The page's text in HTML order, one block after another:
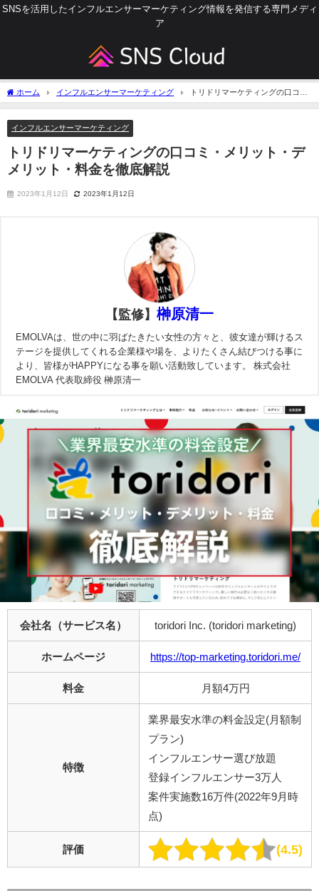
SNSを活用したインフルエンサーマーケティング情報を発信する専門メディ
ア
ホーム インフルエンサーマーケティング
トリドリマーケティングの口コ
ミ・メリット・デメリット・料金を徹底解説
インフルエンサーマーケティング
トリドリマーケティングの口コミ・メリット・デ
メリット・料金を徹底解説
2023年1月12日 2023年1月12日
【監修】 榊原清一
EMOLVAは、世の中に羽ばたきたい女性の方々と、彼女達が輝けるス
テージを提供してくれる企業様や場を、よりたくさん結びつける事に
より、皆様がHAPPYになる事を願い活動致しています。 株式会社
EMOLVA 代表取締役 榊原清一
会社名（サービス名） toridori Inc. (toridori marketing)
ホームページ https://top-marketing.toridori.me/
料金 月額4万円
特徴
業界最安水準の料金設定(月額制
プラン)
インフルエンサー選び放題
登録インフルエンサー3万人
案件実施数16万件(2022年9月時
点)
評価 4.5